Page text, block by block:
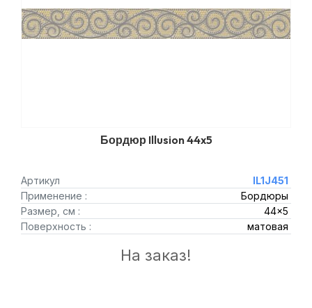
Бордюр Illusion 44x5
Артикул
IL1J451
Применение :
Бордюры
Размер, см :
44x5
Поверхность :
матовая
На заказ!